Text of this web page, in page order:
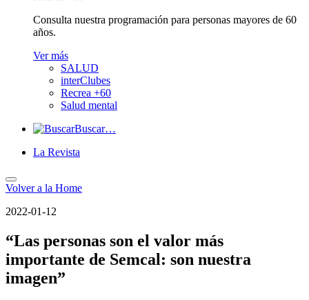
Consulta nuestra programación para personas mayores de 60
años.
Ver más
SALUD
interClubes
Recrea +60
Salud mental
Buscar…
La Revista
Volver a la Home
2022-01-12
“Las personas son el valor más
importante de Semcal: son nuestra
imagen”